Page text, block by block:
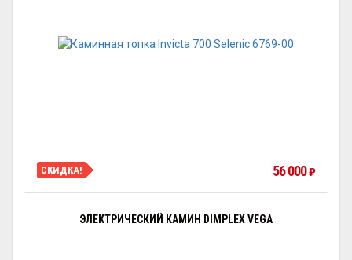
СКИДКА! 56 000₽
ЭЛЕКТРИЧЕСКИЙ КАМИН DIMPLEX VEGA